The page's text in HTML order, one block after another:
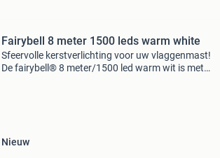
Fairybell 8 meter 1500 leds warm white
Sfeervolle kerstverlichting voor uw vlaggenmast!
De fairybell® 8 meter/1500 led warm wit is met
Nieuw